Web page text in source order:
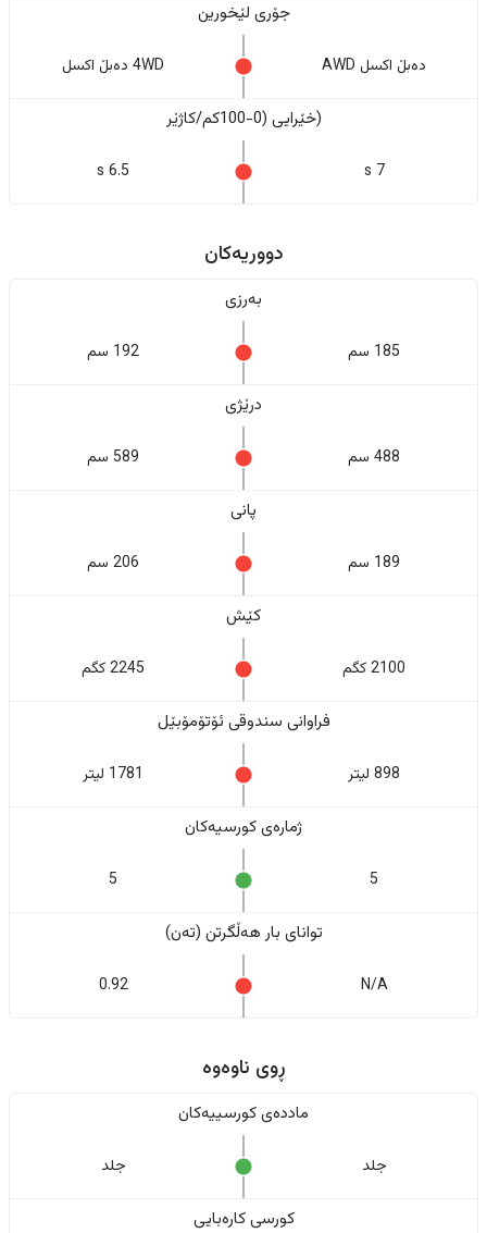
جۆری لێخورین
دەبڵ اکسل AWD 4WD دەبڵ اکسل
(خێرایی (0-100کم/کاژێر
7 s
6.5 s
دووریەکان
بەرزی
185 سم 192 سم
درێژی
488 سم 589 سم
پانی
189 سم 206 سم
کێش
2100 کگم 2245 کگم
فراوانی سندوقی ئۆتۆمۆبێل
898 لیتر 1781 لیتر
ژمارەی کورسیەکان
5
5
تواناى بار هەڵگرتن (تەن)
N/A
0.92
ڕوی ناوەوە
ماددەی کورسییەکان
جلد جلد
کورسی کارەبایی